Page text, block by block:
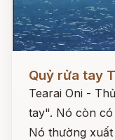
Quỷ rửa tay
Tearai Oni -
tay". Nó còn
Nó thường